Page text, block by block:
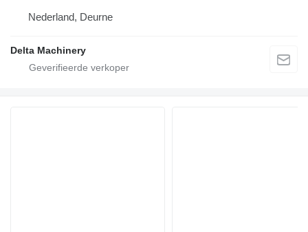
Nederland, Deurne
Delta Machinery